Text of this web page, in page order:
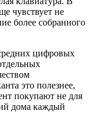
чувствует не
более собранного
цифровых
это полезнее,
покупают не для
дома каждый